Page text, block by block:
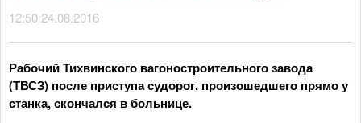
12:50 24.08.2016
Рабочий Тихвинского вагоностроительного завода
(ТВСЗ) после приступа судорог, произошедшего прямо у
станка, скончался в больнице.